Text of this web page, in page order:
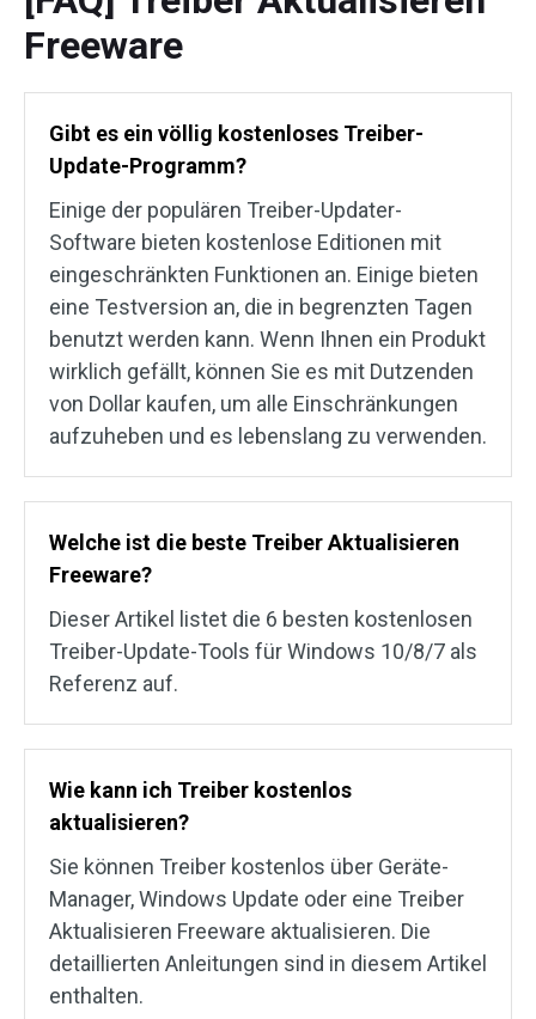
Freeware
Gibt es ein völlig kostenloses Treiber-
Update-Programm?
Einige der populären Treiber-Updater-
Software bieten kostenlose Editionen mit
eingeschränkten Funktionen an. Einige bieten
eine Testversion an, die in begrenzten Tagen
benutzt werden kann. Wenn Ihnen ein Produkt
wirklich gefällt, können Sie es mit Dutzenden
von Dollar kaufen, um alle Einschränkungen
aufzuheben und es lebenslang zu verwenden.
Welche ist die beste Treiber Aktualisieren
Freeware?
Dieser Artikel listet die 6 besten kostenlosen
Treiber-Update-Tools für Windows 10/8/7 als
Referenz auf.
Wie kann ich Treiber kostenlos
aktualisieren?
Sie können Treiber kostenlos über Geräte-
Manager, Windows Update oder eine Treiber
Aktualisieren Freeware aktualisieren. Die
detaillierten Anleitungen sind in diesem Artikel
enthalten.